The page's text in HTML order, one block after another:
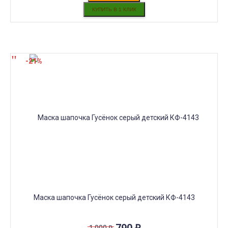
Маска шапочка Гусёнок серый детский КФ-4143
-21%